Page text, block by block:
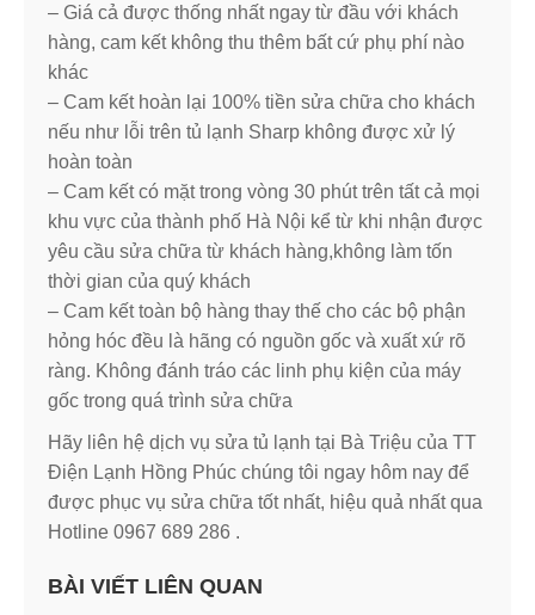
– Giá cả được thống nhất ngay từ đầu với khách
hàng, cam kết không thu thêm bất cứ phụ phí nào
khác
– Cam kết hoàn lại 100% tiền sửa chữa cho khách
nếu như lỗi trên tủ lạnh Sharp không được xử lý
hoàn toàn
– Cam kết có mặt trong vòng 30 phút trên tất cả mọi
khu vực của thành phố Hà Nội kể từ khi nhận được
yêu cầu sửa chữa từ khách hàng,không làm tốn
thời gian của quý khách
– Cam kết toàn bộ hàng thay thế cho các bộ phận
hỏng hóc đều là hãng có nguồn gốc và xuất xứ rõ
ràng. Không đánh tráo các linh phụ kiện của máy
gốc trong quá trình sửa chữa
Hãy liên hệ dịch vụ sửa tủ lạnh tại Bà Triệu của TT
Điện Lạnh Hồng Phúc chúng tôi ngay hôm nay để
được phục vụ sửa chữa tốt nhất, hiệu quả nhất qua
Hotline 0967 689 286 .
BÀI VIẾT LIÊN QUAN